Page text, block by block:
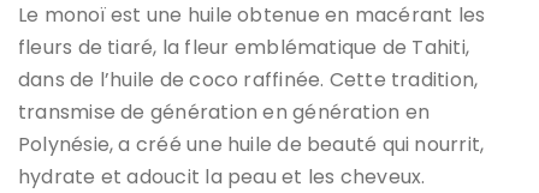
Le monoï est une huile obtenue en macérant les
fleurs de tiaré, la fleur emblématique de Tahiti,
dans de l’huile de coco raffinée. Cette tradition,
transmise de génération en génération en
Polynésie, a créé une huile de beauté qui nourrit,
hydrate et adoucit la peau et les cheveux.